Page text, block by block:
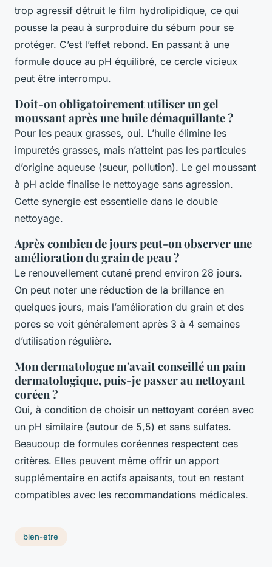
trop agressif détruit le film hydrolipidique, ce qui
pousse la peau à surproduire du sébum pour se
protéger. C’est l’effet rebond. En passant à une
formule douce au pH équilibré, ce cercle vicieux
peut être interrompu.
Doit-on obligatoirement utiliser un gel
moussant après une huile démaquillante ?
Pour les peaux grasses, oui. L’huile élimine les
impuretés grasses, mais n’atteint pas les particules
d’origine aqueuse (sueur, pollution). Le gel moussant
à pH acide finalise le nettoyage sans agression.
Cette synergie est essentielle dans le double
nettoyage.
Après combien de jours peut-on observer une
amélioration du grain de peau ?
Le renouvellement cutané prend environ 28 jours.
On peut noter une réduction de la brillance en
quelques jours, mais l’amélioration du grain et des
pores se voit généralement après 3 à 4 semaines
d’utilisation régulière.
Mon dermatologue m'avait conseillé un pain
dermatologique, puis-je passer au nettoyant
coréen ?
Oui, à condition de choisir un nettoyant coréen avec
un pH similaire (autour de 5,5) et sans sulfates.
Beaucoup de formules coréennes respectent ces
critères. Elles peuvent même offrir un apport
supplémentaire en actifs apaisants, tout en restant
compatibles avec les recommandations médicales.
bien-etre